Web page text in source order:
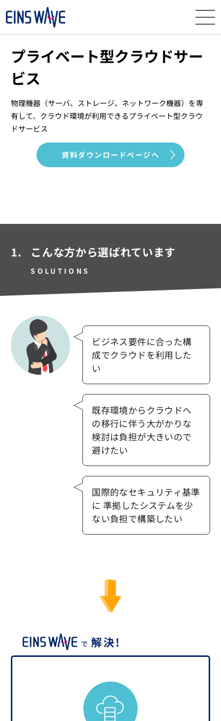
ニュース
イベント・
サービス
導入事例
プライベート型クラウドサー
ビス
物理機器（サーバ、ストレージ、ネットワーク機器）を専
有して、 クラウド環境が利用できるプライベート型クラウ
ドサービス
資料ダウンロードページへ
1. こんな方から選ばれています
SOLUTIONS
ビジネス要件に合った構
成でクラウドを利用した
い
既存環境からクラウドへ
の移行に伴う大がかりな
検討は負担が大きいので
避けたい
国際的なセキュリティ基準
に 準拠したシステムを少
ない負担で構築したい